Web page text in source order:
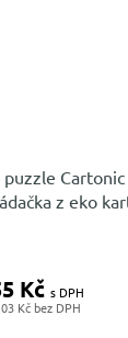
puzzle
z eko
Kč
Kč